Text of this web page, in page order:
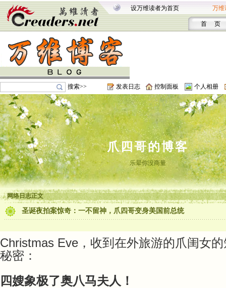
设万维读者为首页 万维
首 页
搜索>> 发表日志 控制面板 个人相册
爪四哥的博客
乐晕你没商量
网络日志正文
圣诞夜拍案惊奇：一不留神，爪四哥变身美国前总统
Christmas Eve，收到在外旅游的爪闺女
秘密：
四嫂象极了奥八马夫人！